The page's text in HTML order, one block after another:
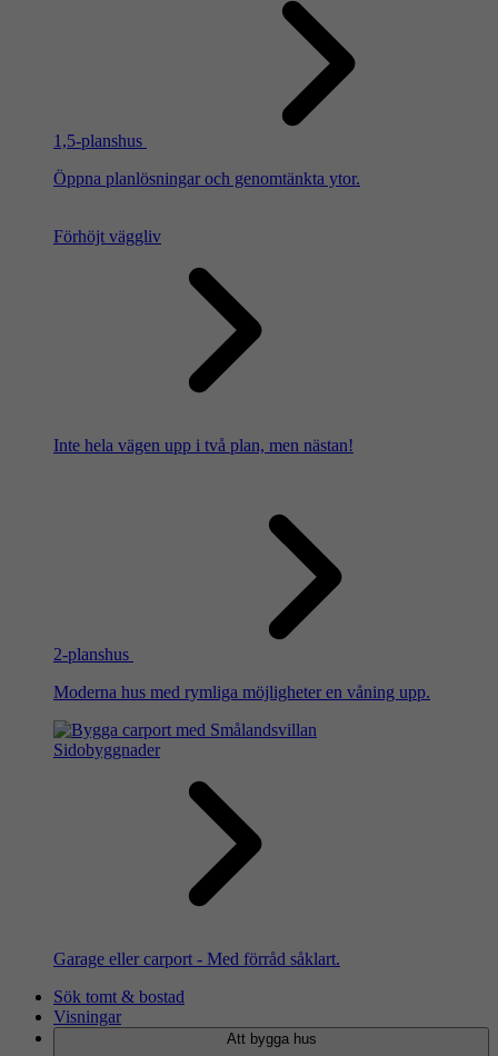
1,5-planshus
Öppna planlösningar och genomtänkta ytor.
Förhöjt väggliv
Inte hela vägen upp i två plan, men nästan!
2-planshus
Moderna hus med rymliga möjligheter en våning upp.
Sidobyggnader
Garage eller carport - Med förråd såklart.
Sök tomt & bostad
Visningar
Att bygga hus